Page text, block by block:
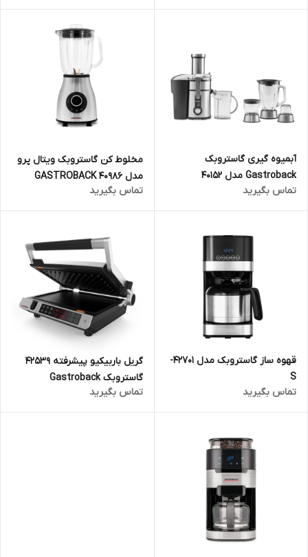
آبمیوه گیری گاستروبک
Gastroback مدل 40152
تماس بگیرید
مخلوط کن گاستروبک ویتال پرو
مدل GASTROBACK 40986
تماس بگیرید
قهوه ساز گاستروبک مدل 42701-
S
تماس بگیرید
گریل باربیکیو پیشرفته 42539
گاستروبک Gastroback
تماس بگیرید